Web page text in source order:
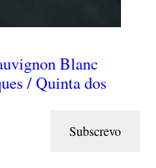
Blanc
/ Quinta dos
Subscrevo